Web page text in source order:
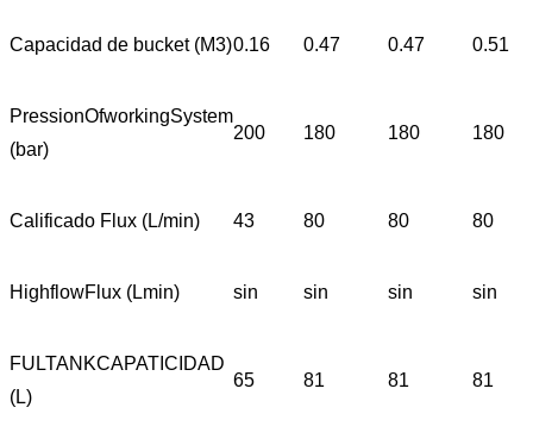
Capacidad de bucket (M3)0.16 0.47 0.47 0.51
PressionOfworkingSystem
(bar)
200 180 180 180
Calificado Flux (L/min) 43 80 80 80
HighflowFlux (Lmin) sin sin sin sin
FULTANKCAPATICIDAD
(L)
65 81 81 81